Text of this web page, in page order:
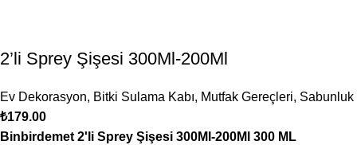
2’li Sprey Şişesi 300Ml-200Ml
Ev Dekorasyon, Bitki Sulama Kabı, Mutfak Gereçleri, Sabunluk
₺179.00
Binbirdemet 2'li Sprey Şişesi 300Ml-200Ml 300 ML